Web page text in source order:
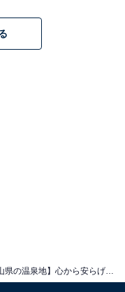
山菜料理のほか、
」が好評。和室は